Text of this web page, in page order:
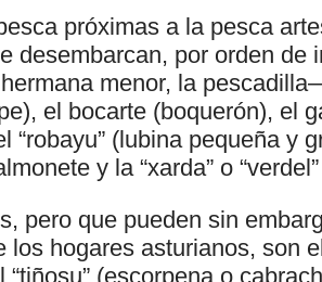
próximas a la pesca
desembarcan, por orden de
menor, la
el bocarte (boquerón), el
“robayu” (lubina pequeña y
y la “xarda” o
pero que pueden sin
hogares asturianos, son
“tiñosu” (escorpena o